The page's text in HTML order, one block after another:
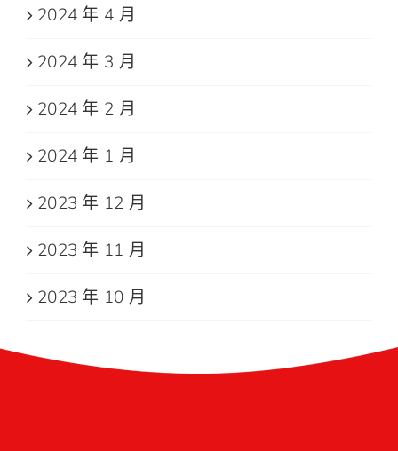
2024 年 4 月
2024 年 3 月
2024 年 2 月
2024 年 1 月
2023 年 12 月
2023 年 11 月
2023 年 10 月